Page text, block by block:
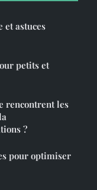
astuces
petits et
rencontrent les
?
pour optimiser